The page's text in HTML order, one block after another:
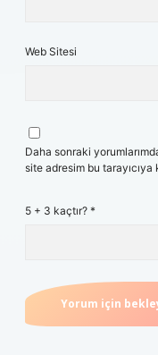
Web Sitesi
Daha sonraki
site adresim bu
5 + 3 kaçtır? *